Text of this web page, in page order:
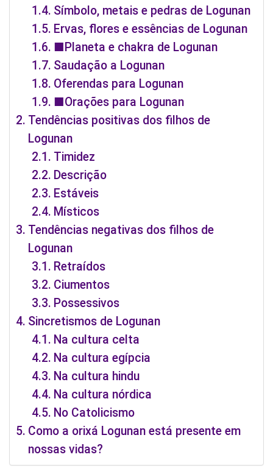
Símbolo, metais e pedras de Logunan
Ervas, flores e essências de Logunan
■Planeta e chakra de Logunan
Saudação a Logunan
Oferendas para Logunan
■Orações para Logunan
Tendências positivas dos filhos de
Logunan
Timidez
Descrição
Estáveis
Místicos
Tendências negativas dos filhos de
Logunan
Retraídos
Ciumentos
Possessivos
Sincretismos de Logunan
Na cultura celta
Na cultura egípcia
Na cultura hindu
Na cultura nórdica
No Catolicismo
Como a orixá Logunan está presente em
nossas vidas?